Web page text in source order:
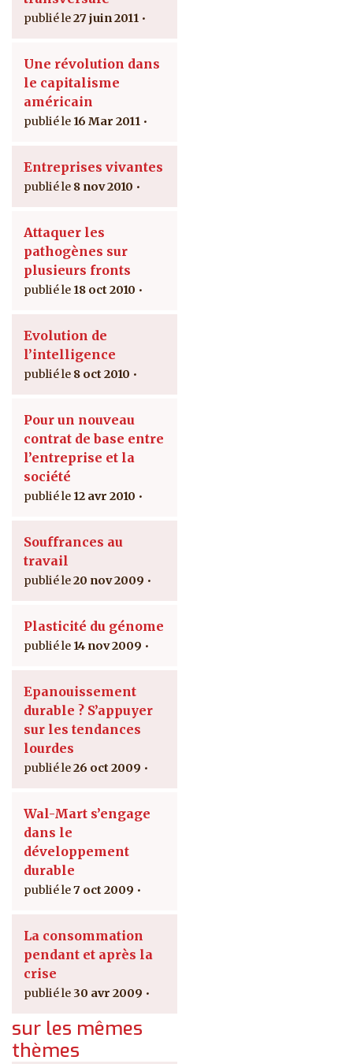
27 juin 2011
Une révolution dans
le capitalisme
américain
16 Mar 2011
Entreprises vivantes
8 nov 2010
Attaquer les
pathogènes sur
plusieurs fronts
18 oct 2010
Evolution de
l’intelligence
8 oct 2010
Pour un nouveau
contrat de base entre
l’entreprise et la
société
12 avr 2010
Souffrances au
travail
20 nov 2009
Plasticité du génome
14 nov 2009
Epanouissement
durable ? S’appuyer
sur les tendances
lourdes
26 oct 2009
Wal-Mart s’engage
dans le
développement
durable
7 oct 2009
La consommation
pendant et après la
crise
30 avr 2009
sur les mêmes
thèmes